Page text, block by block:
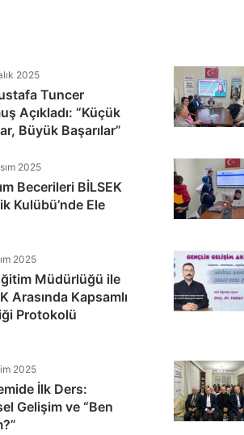
Ozanlarla Buluştu
2025
Tuncer
Açıkladı: “Küçük
Büyük Başarılar”
2025
Becerileri BİLSEK
Kulübü’nde Ele
2025
Müdürlüğü ile
Arasında Kapsamlı
Protokolü
2025
İlk Ders:
Gelişim ve “Ben